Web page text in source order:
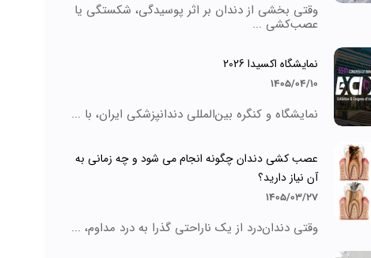
وقتی بخشی از دندان بر اثر پوسیدگی، شکستگی یا
عصب‌کشی ...
نمایشگاه اکسیدا 2026
1405/04/10
نمایشگاه و کنگره بین‌المللی دندانپزشکی ایران، با ...
عصب کشی دندان چگونه انجام می شود و چه زمانی به
آن نیاز دارید؟
1405/03/27
وقتی دندان‌درد از یک ناراحتی گذرا به درد مداوم، ...